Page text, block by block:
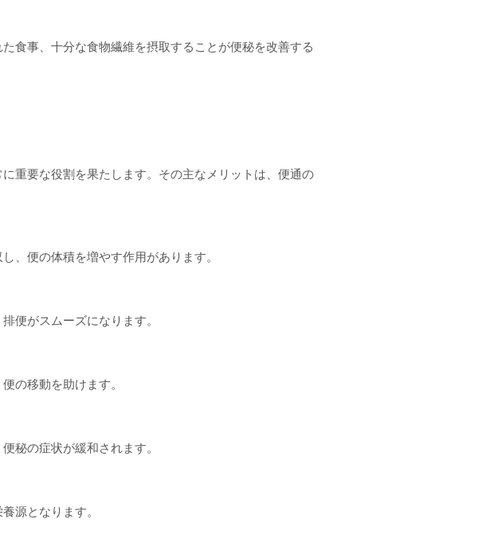
食事、十分な食物繊維を摂取することが便秘を改善する
重要な役割を果たします。その主なメリットは、便通の
、便の体積を増やす作用があります。
便がスムーズになります。
の移動を助けます。
秘の症状が緩和されます。
源となります。